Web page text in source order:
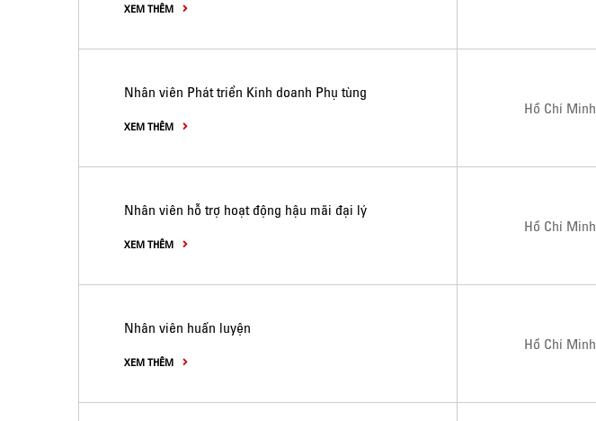
XEM THÊM
Nhân viên Phát triển Kinh doanh Phụ tùng
XEM THÊM
Hồ Chí Minh
Nhân viên hỗ trợ hoạt động hậu mãi đại lý
XEM THÊM
Hồ Chí Minh
Nhân viên huấn luyện
XEM THÊM
Hồ Chí Minh